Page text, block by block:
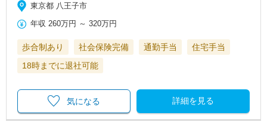
東京都 八王子市
年収 260万円 ～320万円
歩合制あり 社会保険完備 通勤手当
住宅手当
18時までに退社可能
詳細を見る
気になる